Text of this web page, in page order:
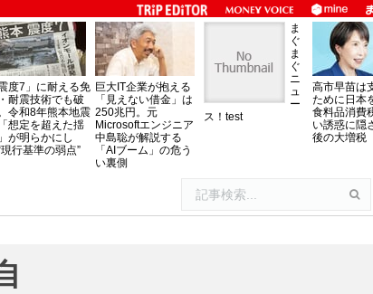
震度7」に耐える免
耐震技術でも破
令和8年熊本地震
想定を超えた揺
が明らかにし
現行基準の弱点”
巨大IT企業が抱える
「見えない借金」は
250兆円。元
Microsoftエンジニア
中島聡が解説する
「AIブーム」の危う
い裏側
ま
ぐ
ま
ぐ
ニ
ュ
ー
ス！test
高市早苗は
ために日本
食料品消費
い誘惑に隠
後の大増税